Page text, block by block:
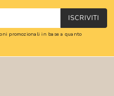
ISCRIVITI
promozionali in base a quanto